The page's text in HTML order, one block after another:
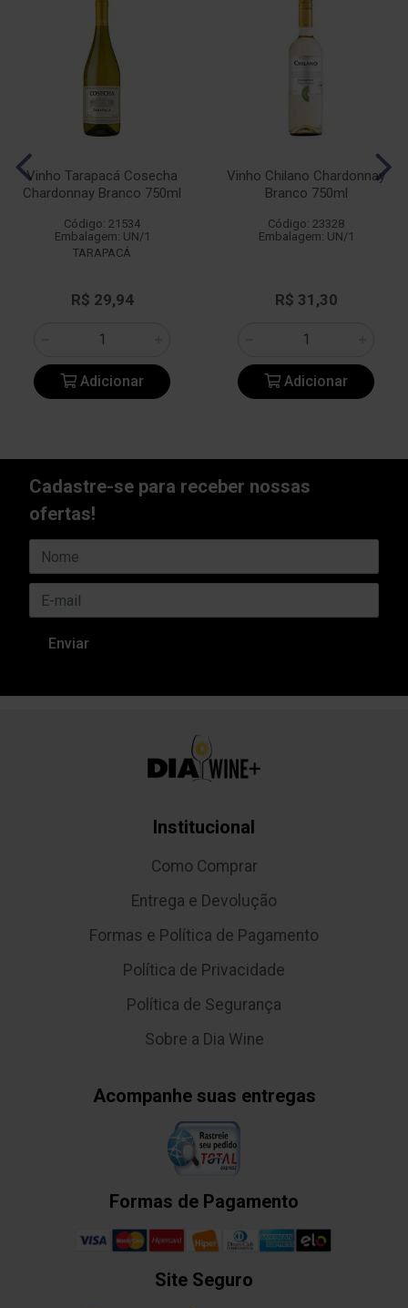
Vinho Tarapacá Cosecha
Chardonnay Branco 750ml
Código: 21534
Embalagem: UN/1
TARAPACÁ
R$ 29,94
Adicionar
Vinho Chilano Chardonnay
Branco 750ml
Código: 23328
Embalagem: UN/1
R$ 31,30
Adicionar
Cadastre-se para receber nossas
ofertas!
Institucional
Como Comprar
Entrega e Devolução
Formas e Política de Pagamento
Política de Privacidade
Política de Segurança
Sobre a Dia Wine
Acompanhe suas entregas
Formas de Pagamento
Site Seguro